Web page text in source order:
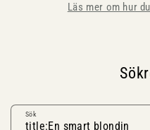
Läs mer om hur
Sök